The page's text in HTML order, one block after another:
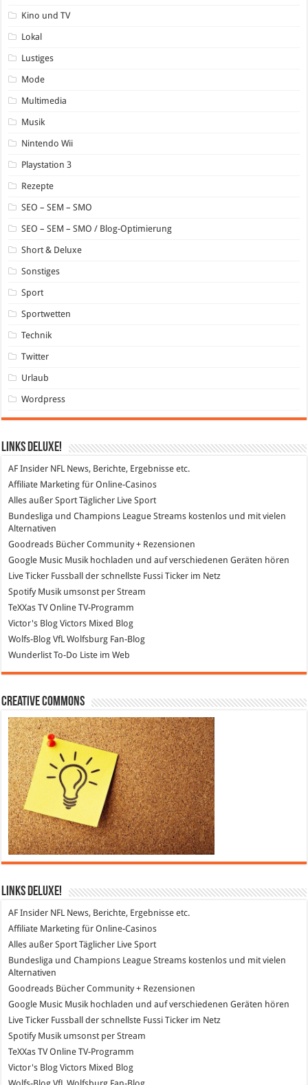
Kino und TV
Lokal
Lustiges
Mode
Multimedia
Musik
Nintendo Wii
Playstation 3
Rezepte
SEO – SEM – SMO
SEO – SEM – SMO / Blog-Optimierung
Short & Deluxe
Sonstiges
Sport
Sportwetten
Technik
Twitter
Urlaub
Wordpress
Links DeLuXe!
AF Insider NFL News, Berichte, Ergebnisse etc.
Affiliate Marketing für Online-Casinos
Alles außer Sport Täglicher Live Sport
Bundesliga und Champions League Streams kostenlos und mit vielen
Alternativen
Goodreads Bücher Community + Rezensionen
Google Music Musik hochladen und auf verschiedenen Geräten hören
Live Ticker Fussball
der schnellste Fussi Ticker im Netz
SpotifyMusik umsonst per Stream
TeXXas TVOnline TV-Programm
Victor's Blog Victors Mixed Blog
Wolfs-Blog VfL Wolfsburg Fan-Blog
Wunderlist To-Do Liste im Web
Creative Commons
Links DeLuXe!
AF Insider NFL News, Berichte, Ergebnisse etc.
Affiliate Marketing für Online-Casinos
Alles außer Sport Täglicher Live Sport
Bundesliga und Champions League Streams kostenlos und mit vielen
Alternativen
Goodreads Bücher Community + Rezensionen
Google Music Musik hochladen und auf verschiedenen Geräten hören
Live Ticker Fussball der schnellste Fussi Ticker im Netz
SpotifyMusik umsonst per Stream
TeXXas TVOnline TV-Programm
Victor's Blog Victors Mixed Blog